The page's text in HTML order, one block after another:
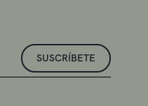
SUSCRÍBETE